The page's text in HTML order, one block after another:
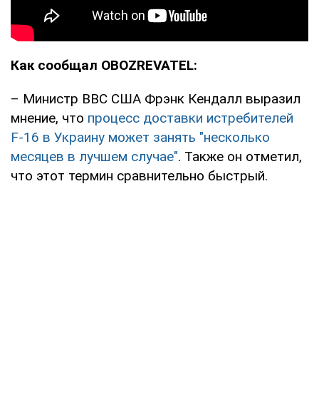
Как сообщал OBOZREVATEL:
– Министр ВВС США Фрэнк Кендалл выразил
мнение, что процесс доставки истребителей
F-16 в Украину может занять "несколько
месяцев в лучшем случае". Также он отметил,
что этот термин сравнительно быстрый.